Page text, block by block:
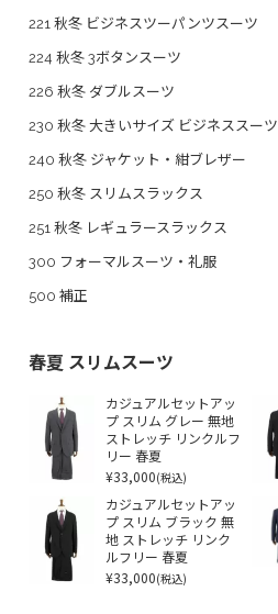
221 秋冬 ビジネスツーパンツスーツ
224 秋冬 3ボタンスーツ
226 秋冬 ダブルスーツ
230 秋冬 大きいサイズ ビジネススーツ
240 秋冬 ジャケット・紺ブレザー
250 秋冬 スリムスラックス
251 秋冬 レギュラースラックス
300 フォーマルスーツ・礼服
500 補正
春夏 スリムスーツ
カジュアルセットアッ
プ スリム グレー 無地
ストレッチ リンクルフ
リー 春夏
¥33,000(税込)
カジュアルセットアッ
プ スリム ブラック 無
地 ストレッチ リンク
ルフリー 春夏
¥33,000(税込)